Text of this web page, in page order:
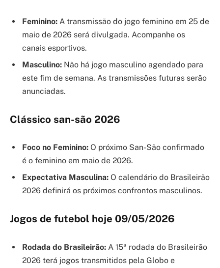
Feminino: A transmissão do jogo feminino em 25 de
maio de 2026 será divulgada. Acompanhe os
canais esportivos.
Masculino: Não há jogo masculino agendado para
este fim de semana. As transmissões futuras serão
anunciadas.
Clássico san-são 2026
Foco no Feminino: O próximo San-São confirmado
é o feminino em maio de 2026.
Expectativa Masculina: O calendário do Brasileirão
2026 definirá os próximos confrontos masculinos.
Jogos de futebol hoje 09/05/2026
Rodada do Brasileirão: A 15ª rodada do Brasileirão
2026 terá jogos transmitidos pela Globo e